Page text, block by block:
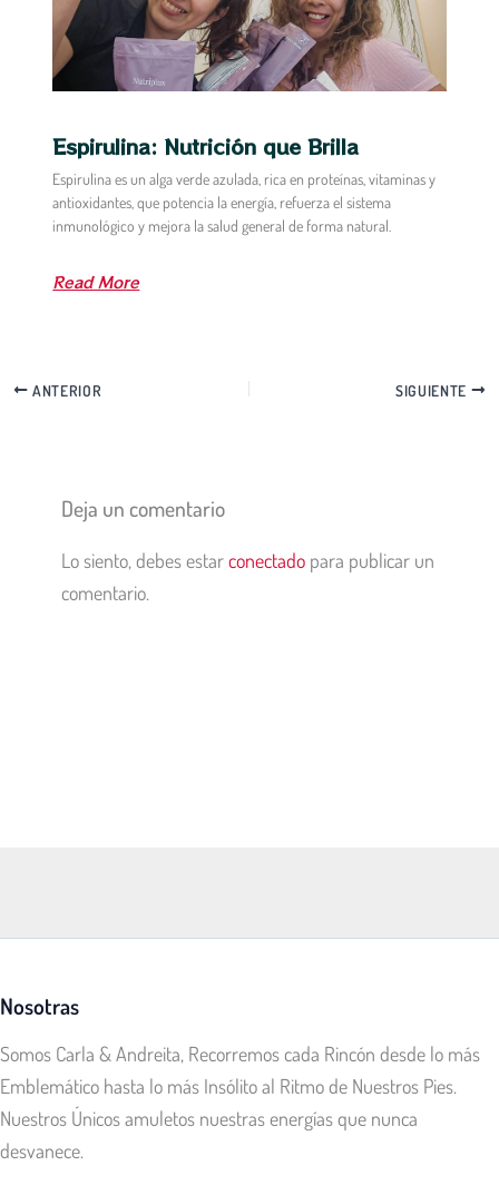
Espirulina: Nutrición que Brilla
Espirulina es un alga verde azulada, rica en proteínas, vitaminas y
antioxidantes, que potencia la energía, refuerza el sistema
inmunológico y mejora la salud general de forma natural.
Read More
ANTERIOR SIGUIENTE
Deja un comentario
Lo siento, debes estarconectadopara publicar un
comentario.
Nosotras
Somos Carla & Andreita, Recorremos cada Rincón desde lo más
Emblemático hasta lo más Insólito al Ritmo de Nuestros Pies.
Nuestros Únicos amuletos nuestras energías que nunca
desvanece.